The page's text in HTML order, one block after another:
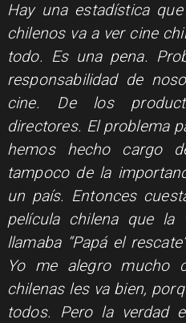
Hay una estadística
chilenos va a ver cine
todo. Es una pena.
responsabilidad de
cine. De los
directores. El problema
hemos hecho cargo
tampoco de la
un país. Entonces
película chilena que
llamaba “Papá el
Yo me alegro mucho
chilenas les va bien,
todos. Pero la verdad